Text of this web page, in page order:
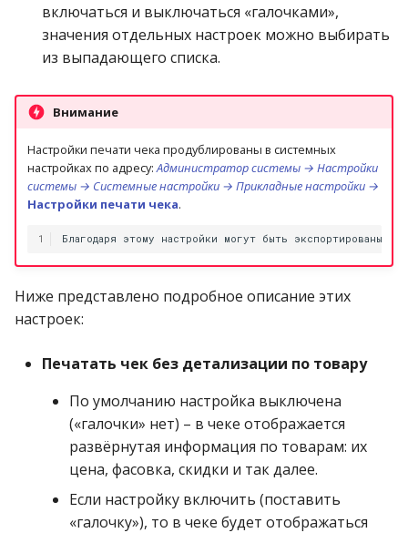
включаться и выключаться «галочками»,
значения отдельных настроек можно выбирать
из выпадающего списка.
Внимание
Настройки печати чека продублированы в системных
настройках по адресу:Администратор системы → Настройки
системы → Системные настройки → Прикладные настройки →
Настройки печати чека.
1
Ниже представлено подробное описание этих
настроек:
Печатать чек без детализации по товару
По умолчанию настройка выключена
(«галочки» нет) – в чеке отображается
развёрнутая информация по товарам: их
цена, фасовка, скидки и так далее.
Если настройку включить (поставить
«галочку»), то в чеке будет отображаться